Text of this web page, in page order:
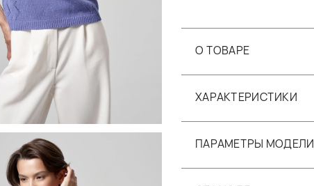
О ТОВАРЕ
ХАРАКТЕРИСТИКИ
ПАРАМЕТРЫ МОДЕЛИ